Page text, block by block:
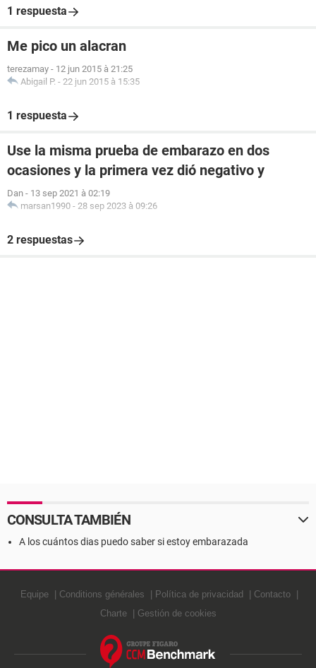
1 respuesta
Me pico un alacran
terezamay - 12 jun 2015 à 21:25
Abigail P. - 22 jun 2015 à 15:35
1 respuesta
Use la misma prueba de embarazo en dos
ocasiones y la primera vez dió negativo y
Dan - 13 sep 2021 à 02:19
marsan1990 - 28 sep 2023 à 09:26
2 respuestas
CONSULTA TAMBIÉN
A los cuántos dias puedo saber si estoy embarazada
Equipe Conditions générales Política de privacidad
Contacto
Charte
Gestión de cookies